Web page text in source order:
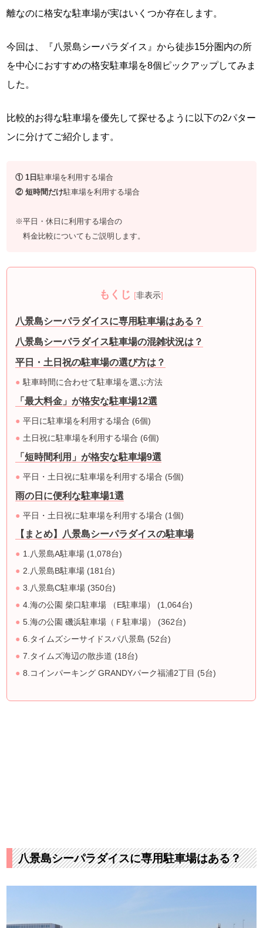
離なのに格安な駐車場が実はいくつか存在します。
今回は、『八景島シーパラダイス』から徒歩15分圏内の所
を中心におすすめの格安駐車場を8個ピックアップしてみま
した。
比較的お得な駐車場を優先して探せるように以下の2パター
ンに分けてご紹介します。
① 1日駐車場を利用する場合
② 短時間だけ駐車場を利用する場合
※平日・休日に利用する場合の
料金比較についてもご説明します。
もくじ [非表示]
八景島シーパラダイスに専用駐車場はある？
八景島シーパラダイス駐車場の混雑状況は？
平日・土日祝の駐車場の選び方は？
駐車時間に合わせて駐車場を選ぶ方法
「最大料金」が格安な駐車場12選
平日に駐車場を利用する場合 (6個)
土日祝に駐車場を利用する場合 (6個)
「短時間利用」が格安な駐車場9選
平日・土日祝に駐車場を利用する場合 (5個)
雨の日に便利な駐車場1選
平日・土日祝に駐車場を利用する場合 (1個)
【まとめ】八景島シーパラダイスの駐車場
1.八景島A駐車場 (1,078台)
2.八景島B駐車場 (181台)
3.八景島C駐車場 (350台)
4.海の公園 柴口駐車場 （E駐車場） (1,064台)
5.海の公園 磯浜駐車場（Ｆ駐車場） (362台)
6.タイムズシーサイドスパ八景島 (52台)
7.タイムズ海辺の散歩道 (18台)
8.コインパーキング GRANDYパーク福浦2丁目 (5台)
八景島シーパラダイスに専用駐車場はある？